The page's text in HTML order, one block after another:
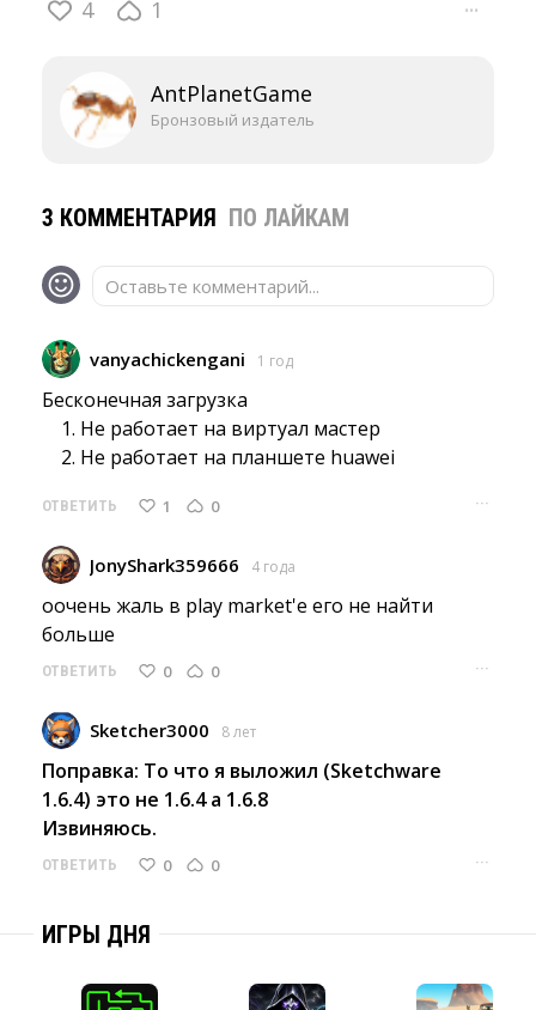
4 1 ···
AntPlanetGame
Бронзовый издатель
3 КОММЕНТАРИЯ ПО ЛАЙКАМ
Оставьте комментарий...
vanyachickengani 1 год
Бесконечная загрузка
Не работает на виртуал мастер
Не работает на планшете huawei
ОТВЕТИТЬ 1 0 ···
JonyShark359666 4 года
оочень жаль в play market'е его не найти
больше
ОТВЕТИТЬ 0 0 ···
Sketcher3000 8 лет
Поправка: То что я выложил (Sketchware
1.6.4) это не 1.6.4 а 1.6.8
Извиняюсь.
ОТВЕТИТЬ 0 0 ···
ИГРЫ ДНЯ